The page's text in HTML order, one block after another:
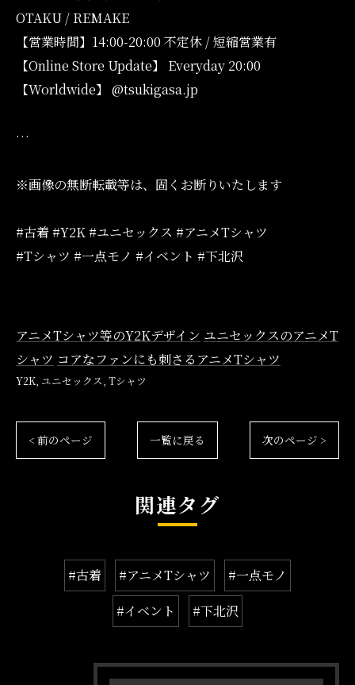
OTAKU / REMAKE
【営業時間】14:00-20:00 不定休 / 短縮営業有
【Online Store Update】 Everyday 20:00
【Worldwide】 @tsukigasa.jp
…
※画像の無断転載等は、固くお断りいたします
#古着 #Y2K #ユニセックス #アニメTシャツ
#Tシャツ #一点モノ #イベント #下北沢
アニメTシャツ等のY2Kデザイン ユニセックスのアニメT
シャツ コアなファンにも刺さるアニメTシャツ
Y2K ユニセックス Tシャツ
< 前のページ 一覧に戻る 次のページ >
関連タグ
#古着 #アニメTシャツ
#一点モノ
#イベント
#下北沢
オンラインショップはこちら
オンラインショップはこちら